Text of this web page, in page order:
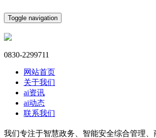
Toggle navigation
0830-2299711
网站首页
关于我们
ai资讯
ai动态
联系我们
我们专注于智慧政务、智能安全综合管理